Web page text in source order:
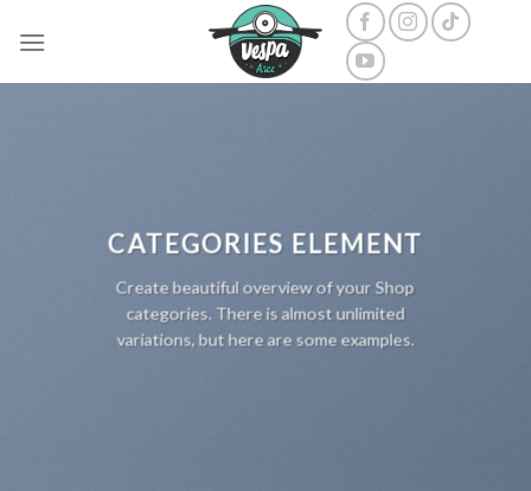
CATEGORIES ELEMENT
Create beautiful overview of your Shop
categories. There is almost unlimited
variations, but here are some examples.